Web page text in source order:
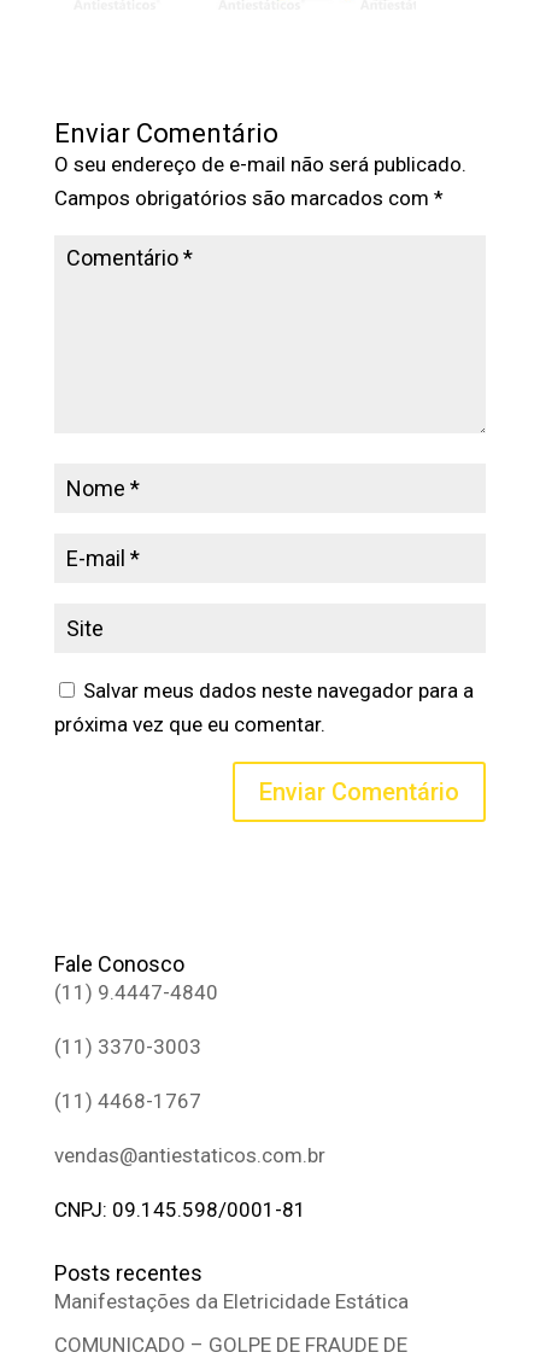
Enviar Comentário
O seu endereço de e-mail não será publicado.
Campos obrigatórios são marcados com *
Salvar meus dados neste navegador para a
próxima vez que eu comentar.
Fale Conosco
(11) 9.4447-4840
(11) 3370-3003
(11) 4468-1767
vendas@antiestaticos.com.br
CNPJ: 09.145.598/0001-81
Posts recentes
Manifestações da Eletricidade Estática
COMUNICADO – GOLPE DE FRAUDE DE